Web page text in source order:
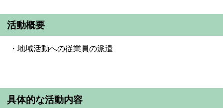
活動概要
・地域活動への従業員の派遣
具体的な活動内容